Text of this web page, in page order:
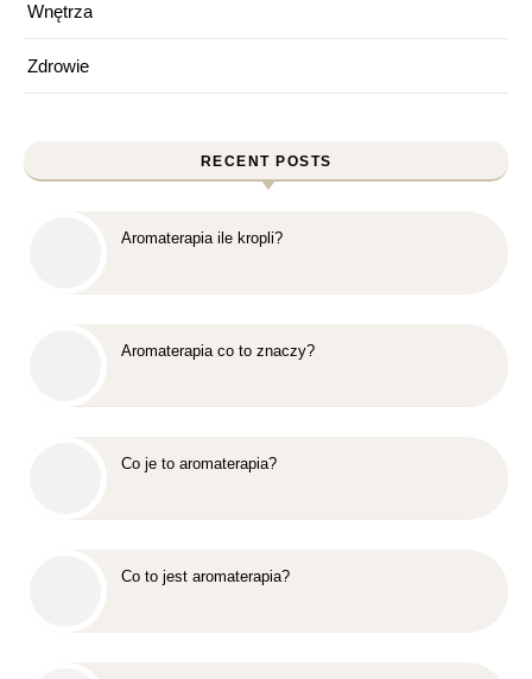
Wnętrza
Zdrowie
RECENT POSTS
Aromaterapia ile kropli?
Aromaterapia co to znaczy?
Co je to aromaterapia?
Co to jest aromaterapia?